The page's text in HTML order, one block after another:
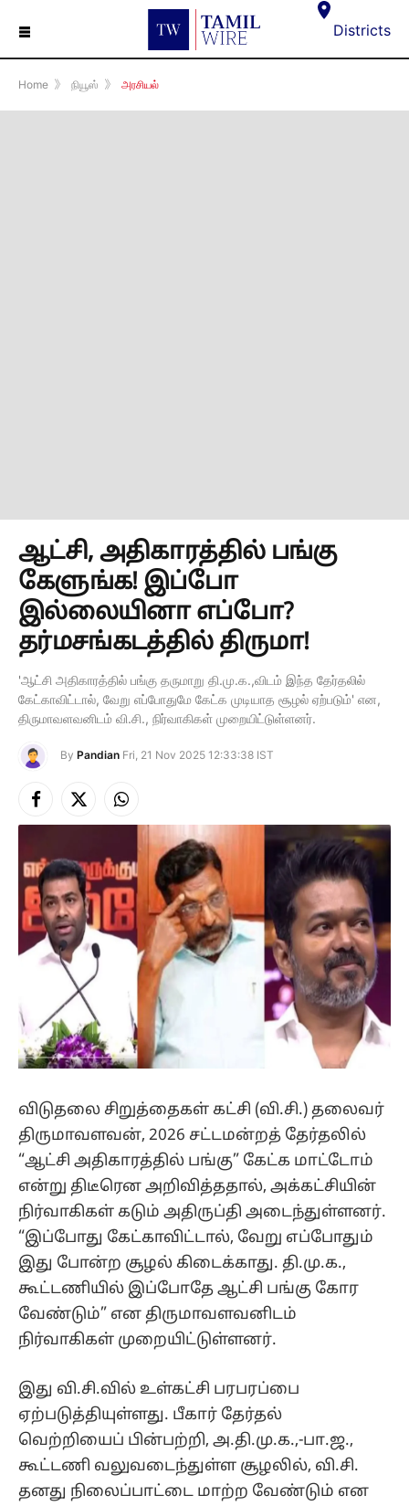
☰ Districts
Home 》 நியூஸ் 》 அரசியல்
ஆட்சி, அதிகாரத்தில் பங்கு
கேளுங்க! இப்போ
இல்லையினா எப்போ?
தர்மசங்கடத்தில் திருமா!
'ஆட்சி அதிகாரத்தில் பங்கு தருமாறு தி.மு.க.,விடம் இந்த தேர்தலில்
கேட்காவிட்டால், வேறு எப்போதுமே கேட்க முடியாத சூழல் ஏற்படும்' என,
திருமாவளவனிடம் வி.சி., நிர்வாகிகள் முறையிட்டுள்ளனர்.
By Pandian Fri, 21 Nov 2025 12:33:38 IST
Facebook
X
(Twitter)
Instagram
விடுதலை சிறுத்தைகள் கட்சி (வி.சி.) தலைவர்
திருமாவளவன், 2026 சட்டமன்றத் தேர்தலில்
“ஆட்சி அதிகாரத்தில் பங்கு” கேட்க மாட்டோம்
என்று திடீரென அறிவித்ததால், அக்கட்சியின்
நிர்வாகிகள் கடும் அதிருப்தி அடைந்துள்ளனர்.
“இப்போது கேட்காவிட்டால், வேறு எப்போதும்
இது போன்ற சூழல் கிடைக்காது. தி.மு.க.,
கூட்டணியில் இப்போதே ஆட்சி பங்கு கோர
வேண்டும்” என திருமாவளவனிடம்
நிர்வாகிகள் முறையிட்டுள்ளனர்.
இது வி.சி.வில் உள்கட்சி பரபரப்பை
ஏற்படுத்தியுள்ளது. பீகார் தேர்தல்
வெற்றியைப் பின்பற்றி, அ.தி.மு.க.,-பா.ஜ.,
கூட்டணி வலுவடைந்துள்ள சூழலில், வி.சி.
தனது நிலைப்பாட்டை மாற்ற வேண்டும் என